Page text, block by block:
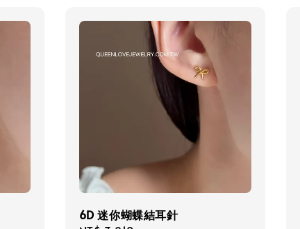
6D 迷你蝴蝶結耳針